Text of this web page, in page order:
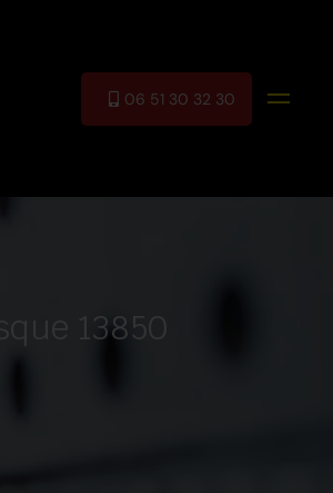
06 51 30 32 30
13850